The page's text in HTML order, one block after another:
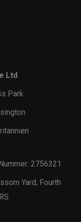
Ltd
Park
2756321
Yard, Fourth